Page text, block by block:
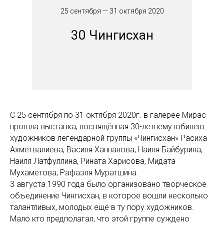
25 сентября — 31 октября 2020
30 Чингисхан
С 25 сентября по 31 октября 2020г. в галерее Мирас
прошла выставка, посвящённая 30-летнему юбилею
художников легендарной группы «Чингисхан» Расиха
Ахметвалиева, Василя Ханнанова, Наиля Байбурина,
Наиля Латфуллина, Рината Харисова, Мидата
Мухаметова, Рафаэля Муратшина.
3 августа 1990 года было организовано творческое
объединение Чингисхан, в которое вошли несколько
талантливых, молодых ещё в ту пору художников.
Мало кто предполагал, что этой группе суждено